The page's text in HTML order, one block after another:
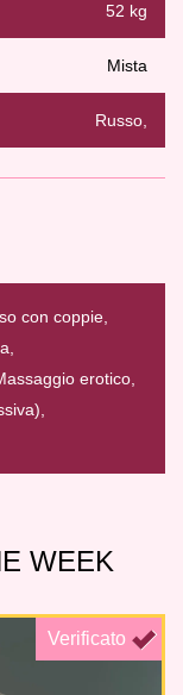
52 kg
Mista
Russo,
con coppie,
erotico,
WEEK
Verificato